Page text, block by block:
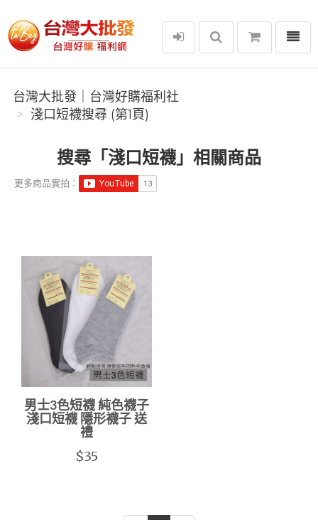
台灣大批發｜台灣好購福利社
選單
台灣大批發｜台灣好購福利社
淺口短襪搜尋 (第1頁)
搜尋「淺口短襪」相關商品
更多商品實拍：
男士3色短襪 純色襪子
淺口短襪 隱形襪子 送
禮
$35